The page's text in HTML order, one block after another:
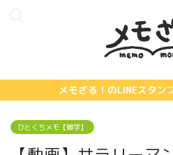
メモざる！のLINEスタン
ひとくちメモ【雑学】